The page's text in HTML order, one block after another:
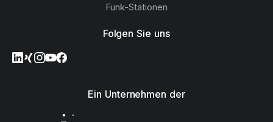
Funk-Stationen
Folgen Sie uns
Ein Unternehmen der